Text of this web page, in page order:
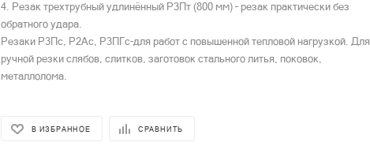
4. Резак трехтрубный удлинённый Р3Пт (800 мм) – резак практически без
обратного удара.
Резаки Р3Пс, Р2Ас, Р3ПГс-для работ с повышенной тепловой нагрузкой. Для
ручной резки слябов, слитков, заготовок стального литья, поковок,
металлолома.
В ИЗБРАННОЕ СРАВНИТЬ